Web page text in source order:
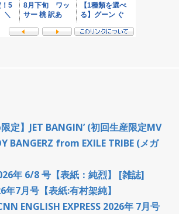
定】JET BANGIN’ (初回生産限定MV
BANGERZ from EXILE TRIBE (メガ
年 6/8 号【表紙：純烈】 [雑誌]
7月号【表紙:有村架純】
ENGLISH EXPRESS 2026年 7月号